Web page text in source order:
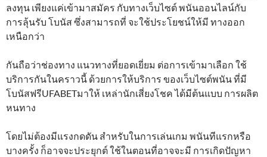
ลงทุน เพียงแค่เข้ามาสมัคร กับทางเว็บไซต์ พนันออนไลน์กับ
การลุ้นรับ โบนัส ซึ่งสามารถที่ จะใช้ประโยชน์ให้มี ทางออก
เหนือกว่า
กันถือว่าช่องทาง แนวทางที่ยอดเยี่ยม ต่อการเข้ามาเลือก ใช้
บริการกันในคราวนี้ ด้วยการให้บริการ ของเว็บไซต์พนัน ที่มี
โบนัสฟรีUFABETมาให้ เหล่านักเสี่ยงโชค ได้มีต้นแบบ การผลิต
หนทาง
โดยไม่ต้องมีแรงกดดัน สำหรับในการเล่นเกม พนันทีแรกหรือ
บางครั้ง ก็อาจจะประยุกต์ ใช้ในตอนที่อาจจะมี การเกิดปัญหา